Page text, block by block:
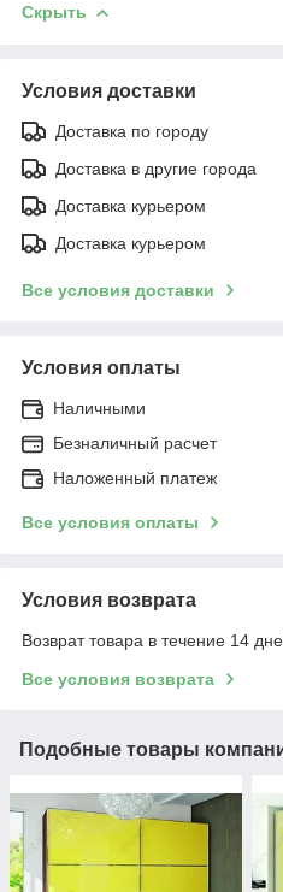
Скрыть
Условия доставки
Доставка по городу
Доставка в другие города
Доставка курьером
Доставка курьером
Все условия доставки
Условия оплаты
Наличными
Безналичный расчет
Наложенный платеж
Все условия оплаты
Условия возврата
Возврат товара в течение 14
Все условия возврата
Подобные товары